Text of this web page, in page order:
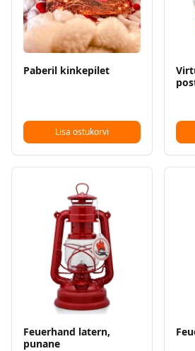
Paberil kinkepilet
Lisa ostukorvi
Feuerhand latern,
punane